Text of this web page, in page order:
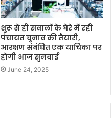
शुरू से ही सवालों के घेरे में रही
पंचायत चुनाव की तैयारी,
आरक्षण संबंधित एक याचिका पर
होगी आज सुनवाई
June 24, 2025